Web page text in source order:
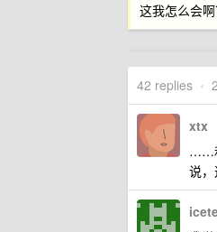
这我怎么会啊
42 replies •
xtx
……
说，